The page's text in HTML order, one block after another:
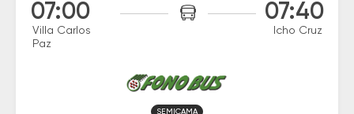
07:00
Villa Carlos
Paz
07:40
Icho Cruz
SEMICAMA